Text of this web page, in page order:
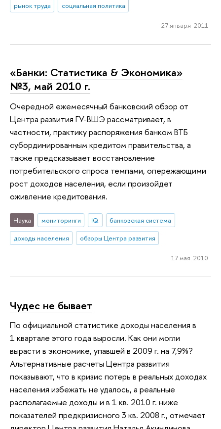
рынок труда
социальная политика
27 января 2011
«Банки: Статистика & Экономика»
№3, май 2010 г.
Очередной ежемесячный банковский обзор от
Центра развития ГУ-ВШЭ рассматривает, в
частности, практику распоряжения банком ВТБ
субординированным кредитом правительства, а
также предсказывает восстановление
потребительского спроса темпами, опережающими
рост доходов населения, если произойдет
оживление кредитования.
Наука мониторинги IQ
банковская система
доходы населения
обзоры Центра развития
17 мая 2010
Чудес не бывает
По официальной статистике доходы населения в
1 квартале этого года выросли. Как они могли
вырасти в экономике, упавшей в 2009 г. на 7,9%?
Альтернативные расчеты Центра развития
показывают, что в кризис потерь в реальных доходах
населения избежать не удалось, а реальные
располагаемые доходы и в 1 кв. 2010 г. ниже
показателей предкризисного 3 кв. 2008 г., отмечает